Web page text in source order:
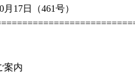
17日（461号）
案内